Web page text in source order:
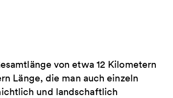
von etwa 12 Kilometern
Länge, die man auch einzeln
und landschaftlich